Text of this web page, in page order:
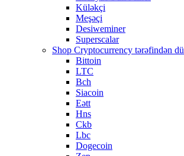
Küləkçi
Meşəçi
Desiweminer
Superscalar
Shop Cryptocurrency tərəfindən
Bittoin
LTC
Bch
Siacoin
Eətt
Hns
Ckb
Lbc
Dogecoin